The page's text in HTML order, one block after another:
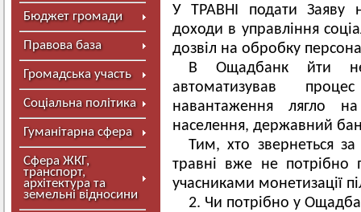
Бюджет громади
Правова база
Громадська участь
Соціальна політика
Гуманітарна сфера
Сфера ЖКГ,
транспорт,
архітектура та
земельні відносини
У ТРАВНІ подати Заяву
доходи в управління
дозвіл на обробку
В Ощадбанк йти не
автоматизував
навантаження лягло на
населення, державний
Тим, хто звернеться
травні вже не
учасниками монетизації
2. Чи потрібно у